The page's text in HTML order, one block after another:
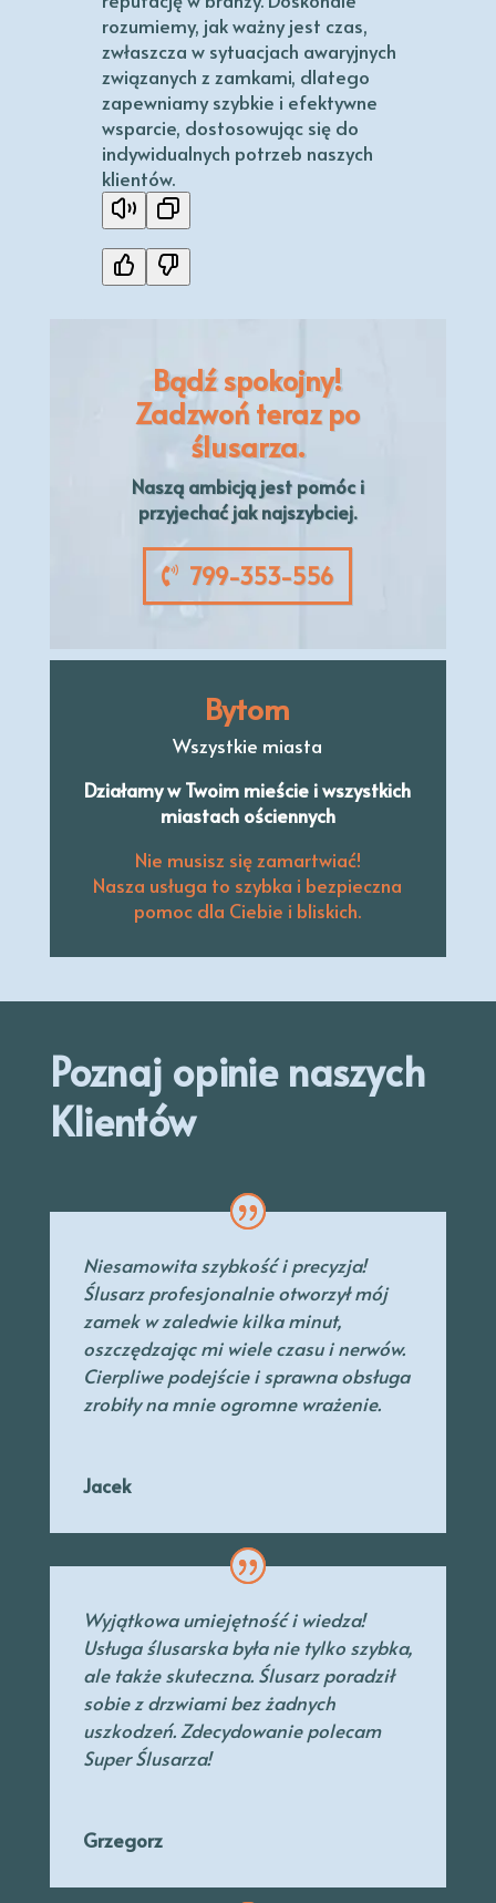
rozumiemy, jak ważny jest czas,
zwłaszcza w sytuacjach awaryjnych
związanych z zamkami, dlatego
zapewniamy szybkie i efektywne
wsparcie, dostosowując się do
indywidualnych potrzeb naszych
klientów.
Bądź spokojny!
Zadzwoń teraz po
ślusarza.
Naszą ambicją jest pomóc i
przyjechać jak najszybciej.
799-353-556
Bytom
Wszystkie miasta
Działamy w Twoim mieście i wszystkich
miastach ościennych
Nie musisz się zamartwiać!
Nasza usługa to szybka i bezpieczna
pomoc dla Ciebie i bliskich.
Poznaj opinie naszych
Klientów
Niesamowita szybkość i precyzja!
Ślusarz profesjonalnie otworzył mój
zamek w zaledwie kilka minut,
oszczędzając mi wiele czasu i nerwów.
Cierpliwe podejście i sprawna obsługa
zrobiły na mnie ogromne wrażenie.
Jacek
Wyjątkowa umiejętność i wiedza!
Usługa ślusarska była nie tylko szybka,
ale także skuteczna. Ślusarz poradził
sobie z drzwiami bez żadnych
uszkodzeń. Zdecydowanie polecam
Super Ślusarza!
Grzegorz